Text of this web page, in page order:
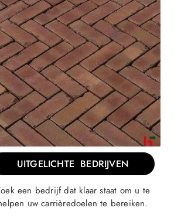
UITGELICHTE BEDRIJVEN
een bedrijf dat klaar staat om u te
uw carrièredoelen te bereiken.